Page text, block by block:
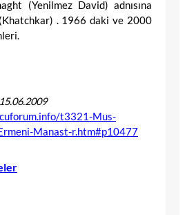
(Yenilmez David) adnısına
. 1966 daki ve 2000
t3321-Mus-
Manast-r.htm#p10477